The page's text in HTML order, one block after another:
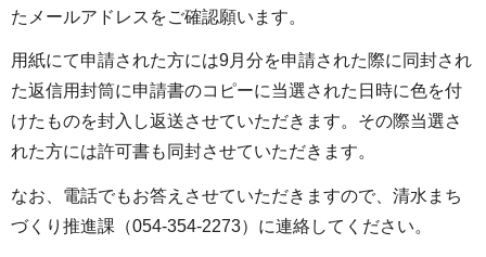
たメールアドレスをご確認願います。
用紙にて申請された方には9月分を申請された際に同封され
た返信用封筒に申請書のコピーに当選された日時に色を付
けたものを封入し返送させていただきます。その際当選さ
れた方には許可書も同封させていただきます。
なお、電話でもお答えさせていただきますので、清水まち
づくり推進課（054-354-2273）に連絡してください。